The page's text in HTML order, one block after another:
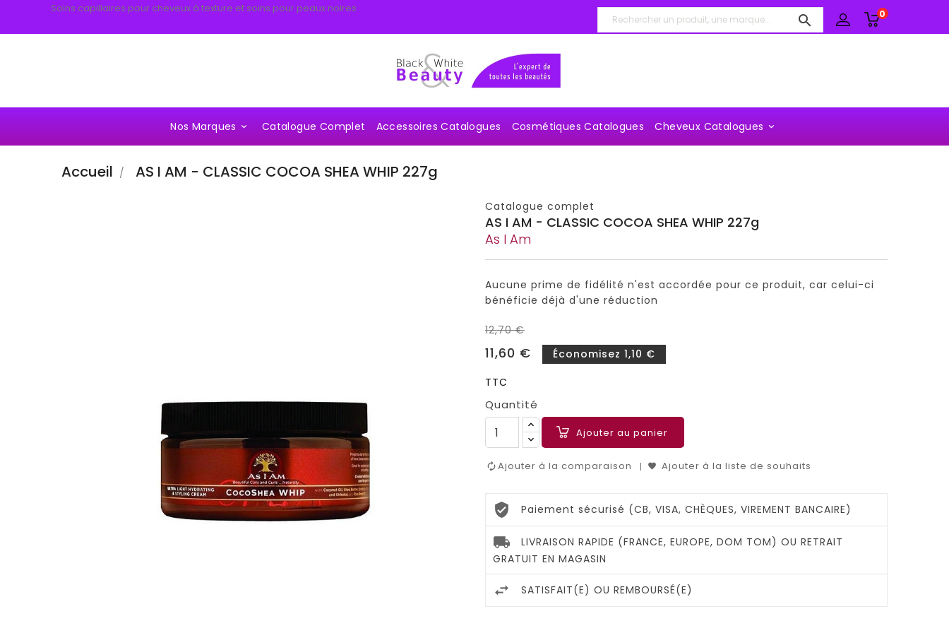
Soins capillaires pour cheveux à texture et soins pour peaux noires
 0

Nos Marques Catalogue Complet Accessoires Catalogues Cosmétiques Catalogues 
Cheveux Catalogues
Accueil AS I AM - CLASSIC COCOA SHEA WHIP 227g
Catalogue complet
AS I AM - CLASSIC COCOA SHEA WHIP 227g
As I Am
Aucune prime de fidélité n'est accordée pour ce produit, car celui-ci
bénéficie déjà d'une réduction
12,70 €
11,60 €
Économisez 1,10 €
TTC
Quantité
Ajouter au panier
Ajouter à la comparaison Ajouter à la liste de souhaits
Paiement sécurisé (CB, VISA, CHÈQUES, VIREMENT BANCAIRE)
LIVRAISON RAPIDE (FRANCE, EUROPE, DOM TOM) OU RETRAIT
GRATUIT EN MAGASIN
SATISFAIT(E) OU REMBOURSÉ(E)